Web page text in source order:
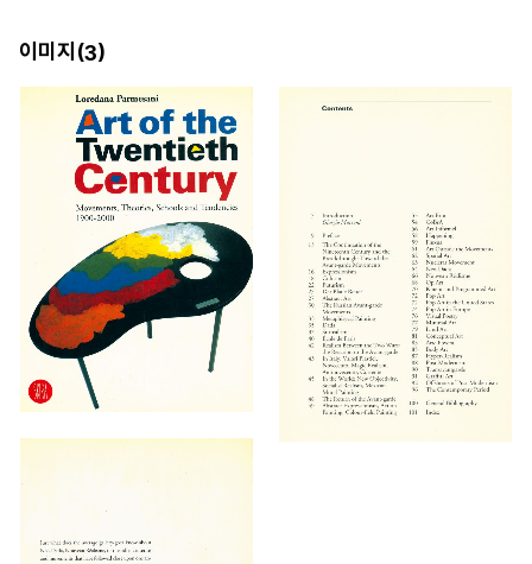
이미지(3)